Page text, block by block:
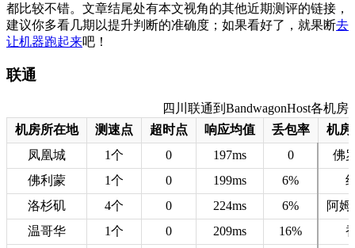
都比较不错。文章结尾处有本文视角的其他近期测评的链接，
建议你多看几期以提升判断的准确度；如果看好了，就果断去
让机器跑起来吧！
联通
四川联通到BandwagonHost各机房
机房所在地
测速点 超时点 响应均值 丢包率
机房
凤凰城
1个 0 197ms 0
佛
佛利蒙
1个 0 199ms 6%
洛杉矶
4个 0 224ms 6%
阿
温哥华
1个 0 209ms 16%